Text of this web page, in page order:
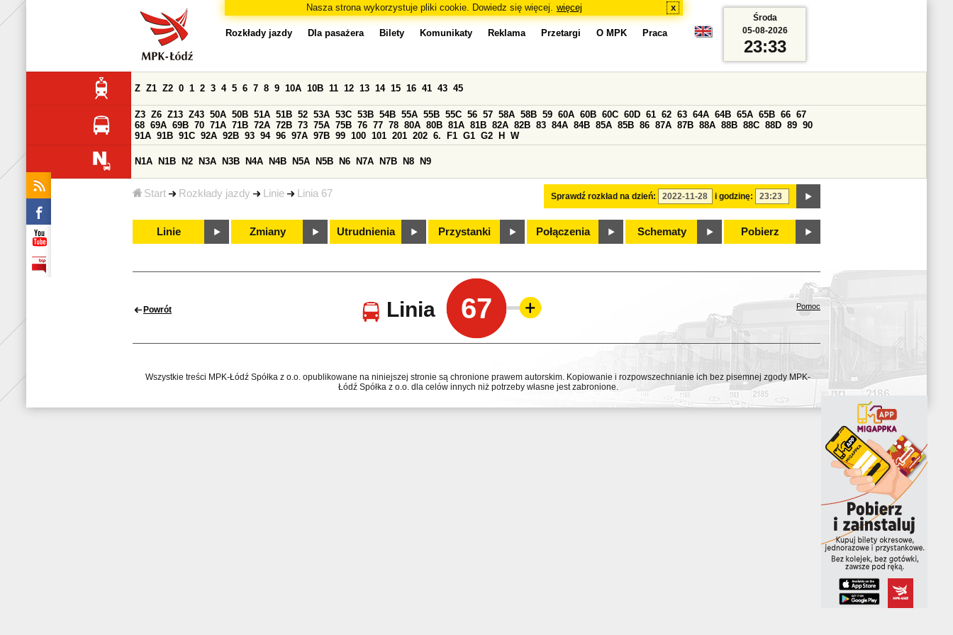
Nasza strona wykorzystuje pliki cookie. Dowiedz się więcej. więcej x
Start Rozkłady jazdy Linie Linia 67
Rozkłady jazdy Dla pasażera Bilety Komunikaty Reklama Przetargi O MPK Praca
Sprawdź rozkład na dzień: i godzinę:
Z Z1 Z2 0 1 2 3 4 5 6 7 8 9 10A 10B 11 12 13 14 15 16 41 43 45
Z3 Z6 Z13 Z43 50A 50B 51A 51B 52 53A 53C 53B 54B 55A 55B 55C 56 57 58A 58B 59 60A 60B 60C 60D 61 62 63 64A 64B 65A 65B 66 67
68 69A 69B 70 71A 71B 72A 72B 73 75A 75B 76 77 78 80A 80B 81A 81B 82A 82B 83 84A 84B 85A 85B 86 87A 87B 88A 88B 88C 88D 89 90
91A 91B 91C 92A 92B 93 94 96 97A 97B 99 100 101 201 202 6. F1 G1 G2 H W
N1A N1B N2 N3A N3B N4A N4B N5A N5B N6 N7A N7B N8 N9
Linie Zmiany Utrudnienia Przystanki Połączenia Schematy Pobierz
Środa
05-08-2026
23:33
Powrót Linia 67 Pomoc
Wszystkie treści MPK-Łódź Spółka z o.o. opublikowane na niniejszej stronie są chronione prawem autorskim. Kopiowanie i rozpowszechnianie ich bez pisemnej zgody MPK-
Łódź Spółka z o.o. dla celów innych niż potrzeby własne jest zabronione.